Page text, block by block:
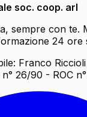
soc. coop. arl
sempre con te.
24 ore
Franco Riccioli
26/90 - ROC